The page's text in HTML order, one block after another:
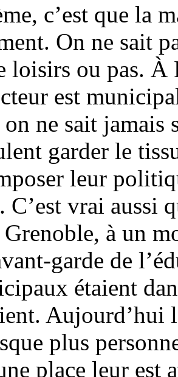
c’est que la
On ne sait
loisirs ou pas. À
est
ne sait jamais
garder le
leur
C’est vrai aussi
à un
garde de
étaient
Aujourd’hui
plus
place leur est